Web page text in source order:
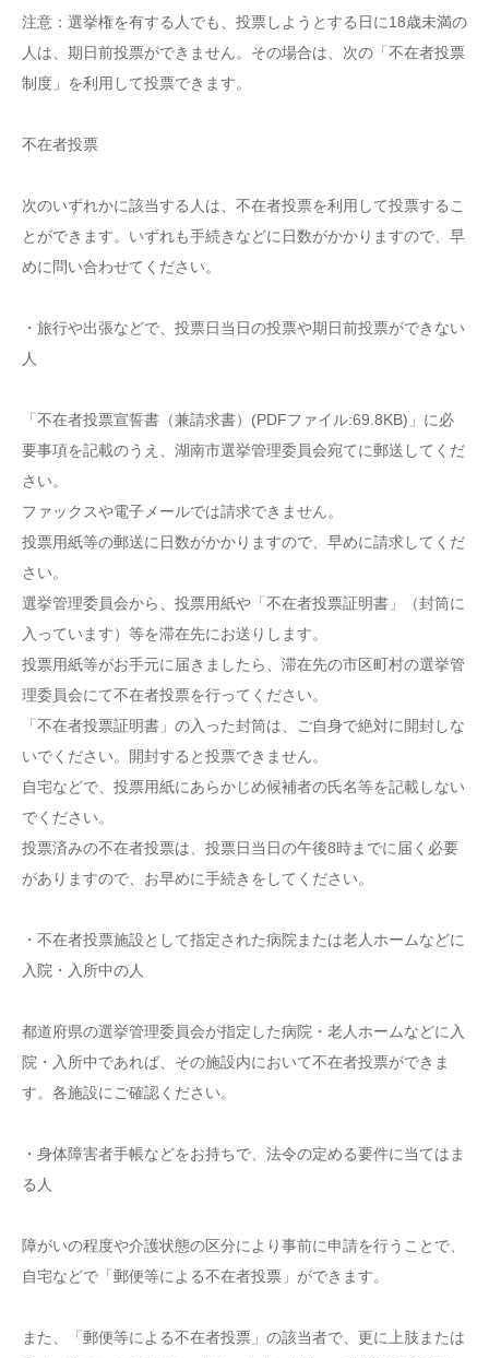
注意：選挙権を有する人でも、投票しようとする日に18歳未満の
人は、期日前投票ができません。その場合は、次の「不在者投票
制度」を利用して投票できます。
不在者投票
次のいずれかに該当する人は、不在者投票を利用して投票するこ
とができます。いずれも手続きなどに日数がかかりますので、早
めに問い合わせてください。
・旅行や出張などで、投票日当日の投票や期日前投票ができない
人
「不在者投票宣誓書（兼請求書）(PDFファイル:69.8KB)」に必
要事項を記載のうえ、湖南市選挙管理委員会宛てに郵送してくだ
さい。
ファックスや電子メールでは請求できません。
投票用紙等の郵送に日数がかかりますので、早めに請求してくだ
さい。
選挙管理委員会から、投票用紙や「不在者投票証明書」（封筒に
入っています）等を滞在先にお送りします。
投票用紙等がお手元に届きましたら、滞在先の市区町村の選挙管
理委員会にて不在者投票を行ってください。
「不在者投票証明書」の入った封筒は、ご自身で絶対に開封しな
いでください。開封すると投票できません。
自宅などで、投票用紙にあらかじめ候補者の氏名等を記載しない
でください。
投票済みの不在者投票は、投票日当日の午後8時までに届く必要
がありますので、お早めに手続きをしてください。
・不在者投票施設として指定された病院または老人ホームなどに
入院・入所中の人
都道府県の選挙管理委員会が指定した病院・老人ホームなどに入
院・入所中であれば、その施設内において不在者投票ができま
す。各施設にご確認ください。
・身体障害者手帳などをお持ちで、法令の定める要件に当てはま
る人
障がいの程度や介護状態の区分により事前に申請を行うことで、
自宅などで「郵便等による不在者投票」ができます。
また、「郵便等による不在者投票」の該当者で、更に上肢または